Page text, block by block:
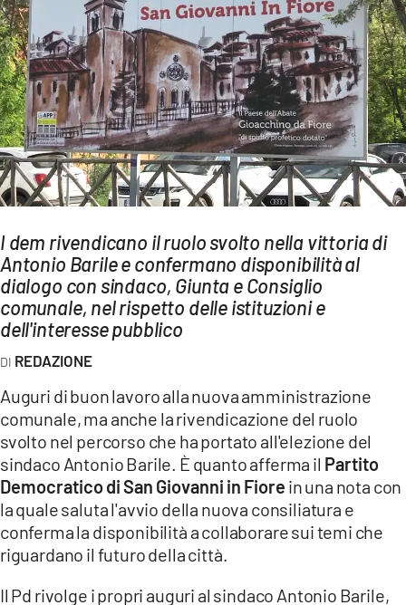
AMBIENTE
Streaming
LAC TV
LAC NETWORK
LAC ONAIR
LaC
LACPLAY.IT
LACTV.IT
LACONAIR.IT
COSENZACHANNEL.IT
ILVIBONESE.IT
CATANZAROCHANNEL.IT
LACAPITALENEWS.IT
ANDROID
I dem rivendicano il ruolo svolto nella vittoria di
Antonio Barile e confermano disponibilità al
dialogo con sindaco, Giunta e Consiglio
comunale, nel rispetto delle istituzioni e
dell'interesse pubblico
REDAZIONE
Auguri di buon lavoro alla nuova amministrazione
comunale, ma anche la rivendicazione del ruolo
svolto nel percorso che ha portato all'elezione del
sindaco Antonio Barile. È quanto afferma il Partito
Democratico di San Giovanni in Fiore in una nota con
la quale saluta l'avvio della nuova consiliatura e
conferma la disponibilità a collaborare sui temi che
riguardano il futuro della città.
Il Pd rivolge i propri auguri al sindaco Antonio Barile,